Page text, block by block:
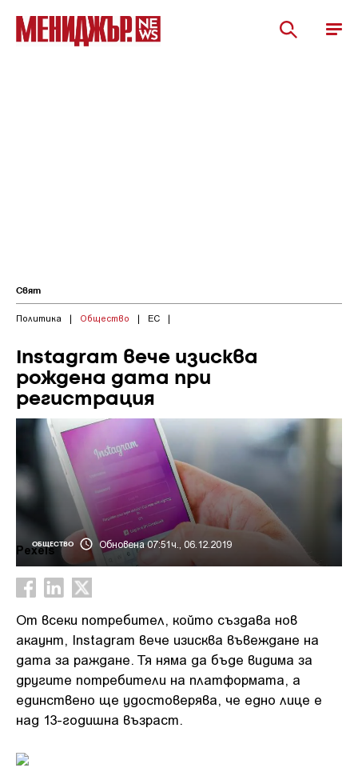
Свят
Политика | Общество | ЕС |
Instagram вече изисква
рождена дата при
регистрация
ОБЩЕСТВО Обновена 07:51ч., 06.12.2019
Pexels
От всеки потребител, който създава нов
акаунт, Instagram вече изисква въвеждане на
дата за раждане. Тя няма да бъде видима за
другите потребители на платформата, а
единствено ще удостоверява, че едно лице е
над 13-годишна възраст.